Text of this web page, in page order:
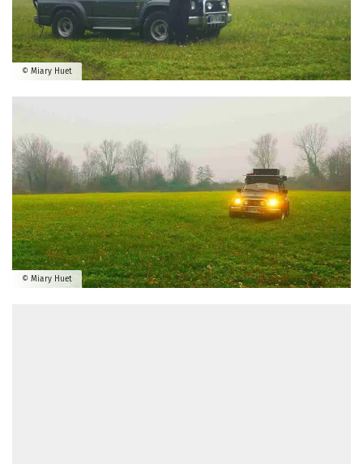
© Miary Huet
© Miary Huet